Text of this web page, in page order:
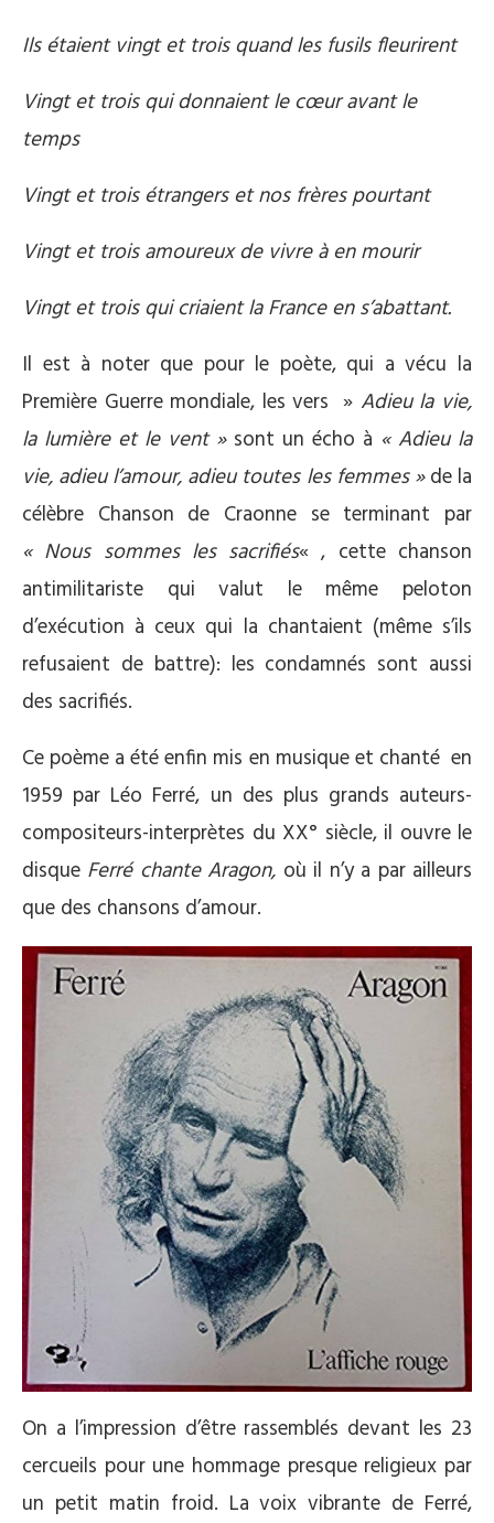
Ils étaient vingt et trois quand les fusils fleurirent
Vingt et trois qui donnaient le cœur avant le
temps
Vingt et trois étrangers et nos frères pourtant
Vingt et trois amoureux de vivre à en mourir
Vingt et trois qui criaient la France en s’abattant.
Il est à noter que pour le poète, qui a vécu la
Première Guerre mondiale, les vers » Adieu la vie,
la lumière et le vent »sont un écho à « Adieu la
vie, adieu l’amour, adieu toutes les femmes »de la
célèbre Chanson de Craonne se terminant par
« Nous sommes les sacrifiés« , cette chanson
antimilitariste qui valut le même peloton
d’exécution à ceux qui la chantaient (même s’ils
refusaient de battre): les condamnés sont aussi
des sacrifiés.
Ce poème a été enfin mis en musique et chanté en
1959 par Léo Ferré, un des plus grands auteurs-
compositeurs-interprètes du XX° siècle, il ouvre le
disque Ferré chante Aragon, où il n’y a par ailleurs
que des chansons d’amour.
On a l’impression d’être rassemblés devant les 23
cercueils pour une hommage presque religieux par
un petit matin froid. La voix vibrante de Ferré,